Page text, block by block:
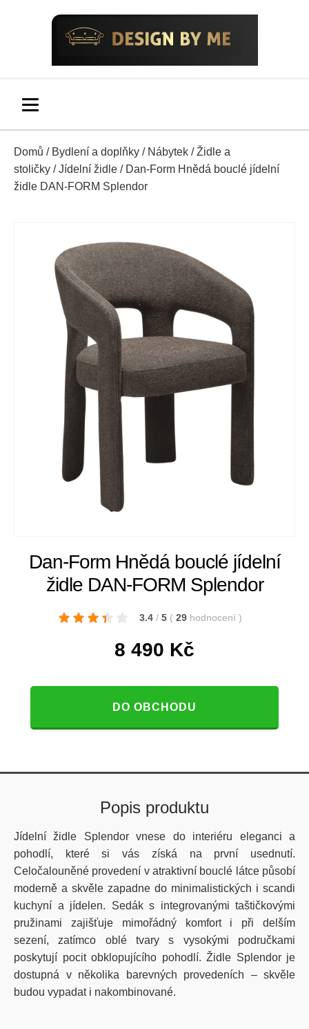
Domů / Bydlení a doplňky / Nábytek /Židle a
stoličky /Jídelní židle / ​​​​​Dan-Form Hnědá bouclé jídelní
židle DAN-FORM Splendor
​​​​​Dan-Form Hnědá bouclé jídelní
židle DAN-FORM Splendor
3.4 / 5 ( 29 hodnocení )
8 490 Kč
DO OBCHODU
Popis produktu
Jídelní židle Splendor vnese do interiéru eleganci a
pohodlí, které si vás získá na první usednutí.
Celočalouněné provedení v atraktivní bouclé látce působí
moderně a skvěle zapadne do minimalistických i scandi
kuchyní a jídelen. Sedák s integrovanými taštičkovými
pružinami zajišťuje mimořádný komfort i při delším
sezení, zatímco oblé tvary s vysokými područkami
poskytují pocit obklopujícího pohodlí. Židle Splendor je
dostupná v několika barevných provedeních – skvěle
budou vypadat i nakombinované.